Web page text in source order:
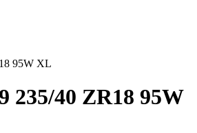
95W XL
235/40 ZR18 95W